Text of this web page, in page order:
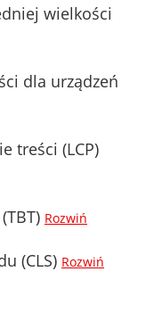
wielkości
dla urządzeń
treści (LCP)
Rozwiń
(CLS) Rozwiń